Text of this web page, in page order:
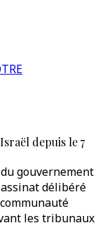
depuis le 7
gouvernement
délibéré
les tribunaux